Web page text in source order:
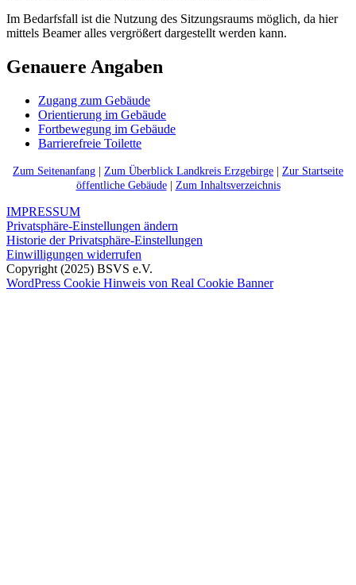
Im Bedarfsfall ist die Nutzung des Sitzungsraums möglich, da hier
mittels Beamer alles vergrößert dargestellt werden kann.
Genauere Angaben
Zugang zum Gebäude
Orientierung im Gebäude
Fortbewegung im Gebäude
Barrierefreie Toilette
Zum Seitenanfang Zum Überblick Landkreis Erzgebirge
Zur Startseite
öffentliche Gebäude| Zum Inhaltsverzeichnis
IMPRESSUM
Privatsphäre-Einstellungen ändern
Historie der Privatsphäre-Einstellungen
Einwilligungen widerrufen
Copyright (2025) BSVS e.V.
WordPress Cookie Hinweis von Real Cookie Banner